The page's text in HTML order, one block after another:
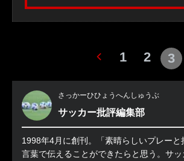
1 2 3
さっかーひひょうへんしゅうぶ
サッカー批評編集部
1998年4月に創刊。「素晴らしいプレーと
言葉で伝えることができたらと思う。サ